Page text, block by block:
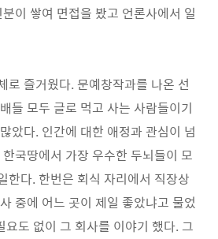
이 쌓여 면접을 봤고 언론사에서 일
로 즐거웠다. 문예창작과를 나온 선
들 모두 글로 먹고 사는 사람들이기
았다. 인간에 대한 애정과 관심이 넘
국땅에서 가장 우수한 두뇌들이 모
한다. 한번은 회식 자리에서 직장상
중에 어느 곳이 제일 좋았냐고 물었
요도 없이 그 회사를 이야기 했다. 그